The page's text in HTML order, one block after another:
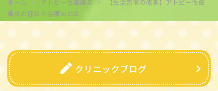
ホーム アトピー性皮膚炎
【生活習慣の改善】アトピー性皮
膚炎の症状や治療法とは
クリニックブログ